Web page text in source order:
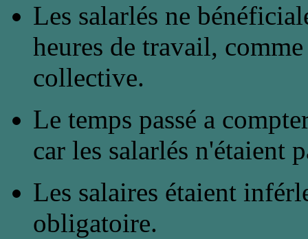
Les salarlés ne
heures de travail,
collective.
Le temps passé a
car les salarlés n'étaient
Les salaires étaient
obligatoire.